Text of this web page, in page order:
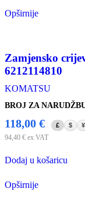
Opširnije
Zamjensko
6212114810
KOMATSU
BROJ ZA
118,00 € £ $ ¥
94,40 € ex VAT
Dodaj u košaricu
Opširnije